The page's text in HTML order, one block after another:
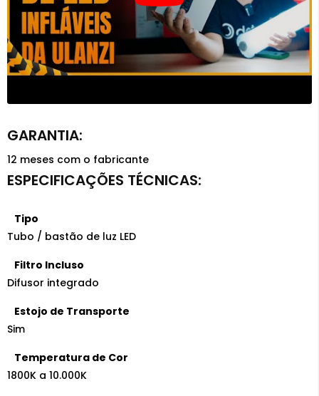
12 meses com o fabricante
Tipo
Tubo / bastão de luz LED
Filtro Incluso
Difusor integrado
Estojo de Transporte
Sim
Temperatura de Cor
1800K a 10.000K